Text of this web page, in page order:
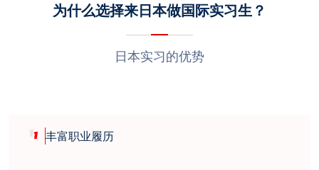
为什么选择来日本做国际实习生？
日本实习的优势
1 丰富职业履历